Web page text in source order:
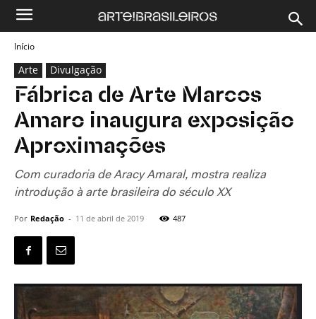
Início
Arte Divulgação
Fábrica de Arte Marcos
Amaro inaugura exposição
Aproximações
Com curadoria de Aracy Amaral, mostra realiza
introdução à arte brasileira do século XX
Por Redação - 11 de abril de 2019 487